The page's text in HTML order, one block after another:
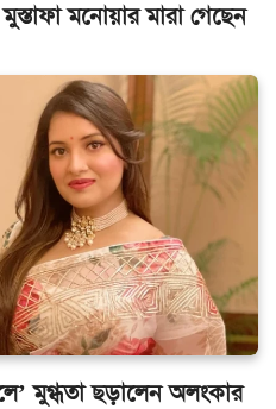
মনোয়ার মারা গেছেন
মুগ্ধতা ছড়ালেন অলংকার